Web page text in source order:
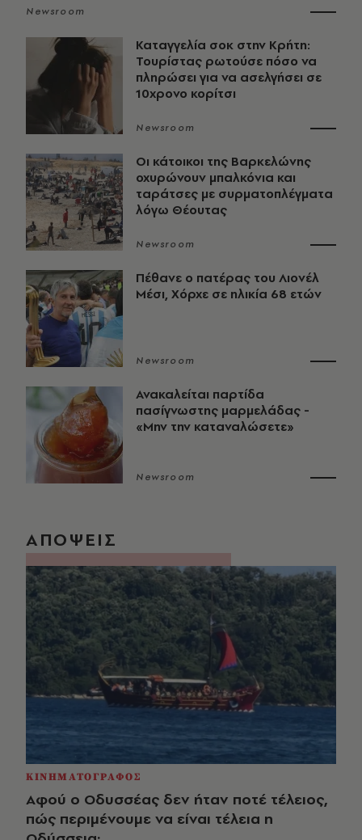
Newsroom
Καταγγελία σοκ στην Κρήτη:
Τουρίστας ρωτούσε πόσο να
πληρώσει για να ασελγήσει σε
10χρονο κορίτσι
Newsroom
Οι κάτοικοι της Βαρκελώνης
οχυρώνουν μπαλκόνια και
ταράτσες με συρματοπλέγματα
λόγω Θέουτας
Newsroom
Πέθανε ο πατέρας του Λιονέλ
Μέσι, Χόρχε σε ηλικία 68 ετών
Newsroom
Ανακαλείται παρτίδα
πασίγνωστης μαρμελάδας -
«Μην την καταναλώσετε»
Newsroom
ΑΠΟΨΕΙΣ
ΚΙΝΗΜΑΤΟΓΡΑΦΟΣ
Αφού ο Οδυσσέας δεν ήταν ποτέ τέλειος,
πώς περιμένουμε να είναι τέλεια η